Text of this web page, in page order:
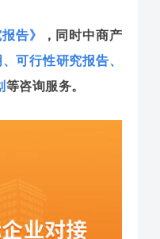
告》 ， 同时中商产
、可行性研究报告、
等咨询服务。